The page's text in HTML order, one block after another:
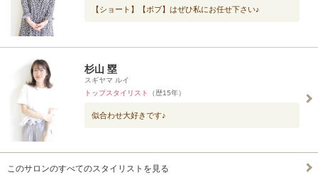
【ショート】【ボブ】はぜひ私にお任せ下さい♪
杉山 塁
スギヤマ ルイ
トップスタイリスト
（歴15年）
似合わせ大好きです♪
このサロンのすべてのスタイリストを見る